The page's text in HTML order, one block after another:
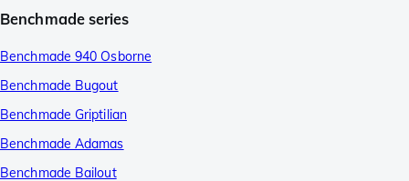
Benchmade series
Benchmade 940 Osborne
Benchmade Bugout
Benchmade Griptilian
Benchmade Adamas
Benchmade Bailout